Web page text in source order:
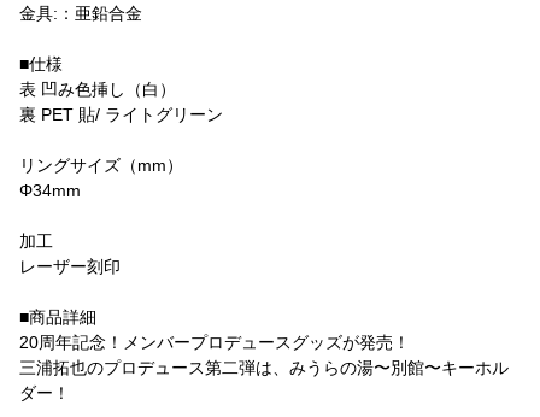
金具:：亜鉛合金
■仕様
表 凹み色挿し（白）
裏 PET 貼/ ライトグリーン
リングサイズ（mm）
Φ34mm
加工
レーザー刻印
■商品詳細
20周年記念！メンバープロデュースグッズが発売！
三浦拓也のプロデュース第二弾は、みうらの湯〜別館〜キーホル
ダー！